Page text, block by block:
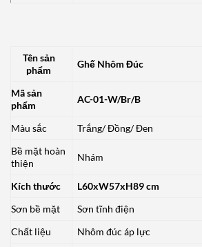
Tên sản
phẩm
Ghế Nhôm Đúc
Mã sản
phẩm
AC-01-W/Br/B
Màu sắc
Trắng/ Đồng/ Đen
Bề mặt hoàn
thiện
Nhám
Kích thước
L60xW57xH89 cm
Sơn bề mặt
Sơn tĩnh điện
Chất liệu
Nhôm đúc áp lực